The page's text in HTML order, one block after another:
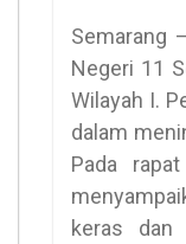
Semarang
Negeri 11
Wilayah I.
dalam
Pada
keras dan